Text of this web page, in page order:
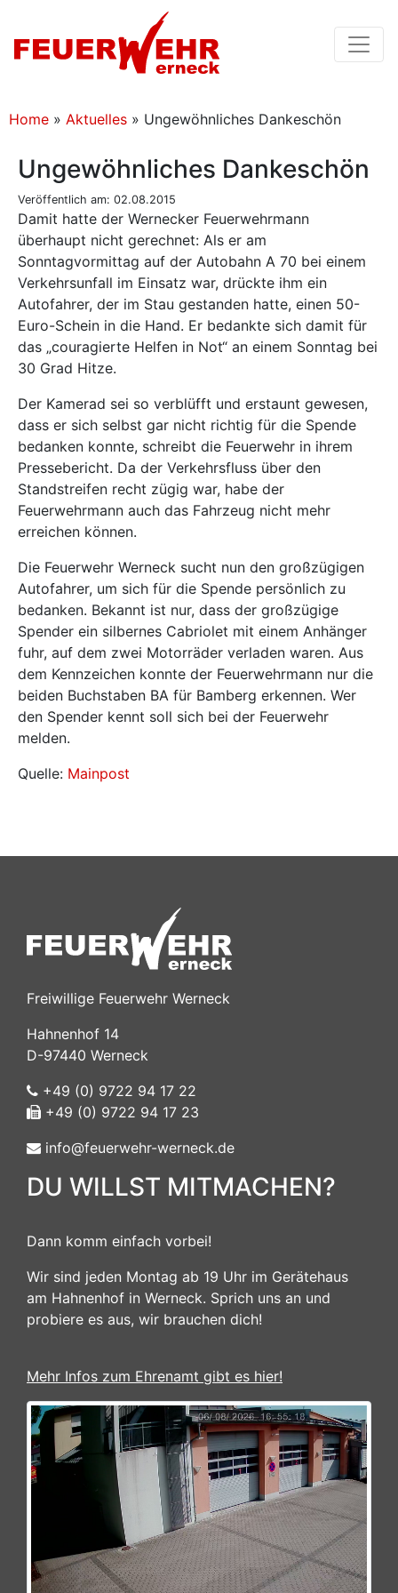
Home » Aktuelles » Ungewöhnliches Dankeschön
Ungewöhnliches Dankeschön
Veröffentlich am: 02.08.2015
Damit hatte der Wernecker Feuerwehrmann
überhaupt nicht gerechnet: Als er am
Sonntagvormittag auf der Autobahn A 70 bei einem
Verkehrsunfall im Einsatz war, drückte ihm ein
Autofahrer, der im Stau gestanden hatte, einen 50-
Euro-Schein in die Hand. Er bedankte sich damit für
das „couragierte Helfen in Not“ an einem Sonntag bei
30 Grad Hitze.
Der Kamerad sei so verblüfft und erstaunt gewesen,
dass er sich selbst gar nicht richtig für die Spende
bedanken konnte, schreibt die Feuerwehr in ihrem
Pressebericht. Da der Verkehrsfluss über den
Standstreifen recht zügig war, habe der
Feuerwehrmann auch das Fahrzeug nicht mehr
erreichen können.
Die Feuerwehr Werneck sucht nun den großzügigen
Autofahrer, um sich für die Spende persönlich zu
bedanken. Bekannt ist nur, dass der großzügige
Spender ein silbernes Cabriolet mit einem Anhänger
fuhr, auf dem zwei Motorräder verladen waren. Aus
dem Kennzeichen konnte der Feuerwehrmann nur die
beiden Buchstaben BA für Bamberg erkennen. Wer
den Spender kennt soll sich bei der Feuerwehr
melden.
Quelle: Mainpost
Freiwillige Feuerwehr Werneck
Hahnenhof 14
D-97440 Werneck
+49 (0) 9722 94 17 22
+49 (0) 9722 94 17 23
info@feuerwehr-werneck.de
DU WILLST MITMACHEN?
Dann komm einfach vorbei!
Wir sind jeden Montag ab 19 Uhr im Gerätehaus
am Hahnenhof in Werneck. Sprich uns an und
probiere es aus, wir brauchen dich!
Mehr Infos zum Ehrenamt gibt es hier!